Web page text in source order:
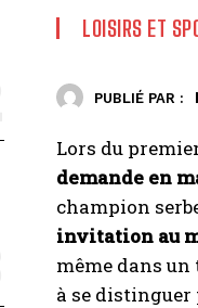
LOISIRS ET
PUBLIÉ PAR :
Lors du
demande en
champion
invitation au
même dans
à se distinguer